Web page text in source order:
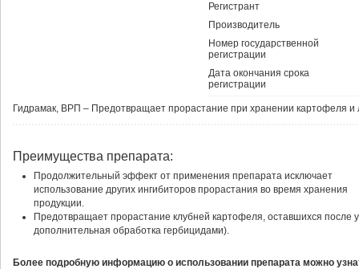
Регистрант
Производитель
Номер государственной
регистрации
Дата окончания срока
регистрации
Гидрамак, ВРП – Предотвращает прорастание при хранении картофеля и
Преимущества препарата:
Продолжительный эффект от применения препарата исключает
использование других ингибиторов прорастания во время хранения
продукции.
Предотвращает прорастание клубней картофеля, оставшихся после
дополнительная обработка гербицидами).
Более подробную информацию о использовании препарата можно